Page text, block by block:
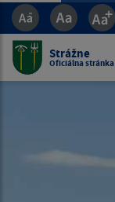
Strážne
Oficiálna stránka